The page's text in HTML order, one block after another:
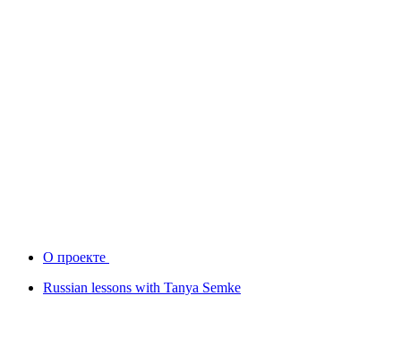
О проекте
Russian lessons with Tanya Semke